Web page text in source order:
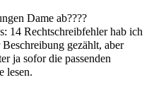
Dame ab????
14 Rechtschreibfehler hab ich
gezählt, aber
ja sofor die passenden
lesen.